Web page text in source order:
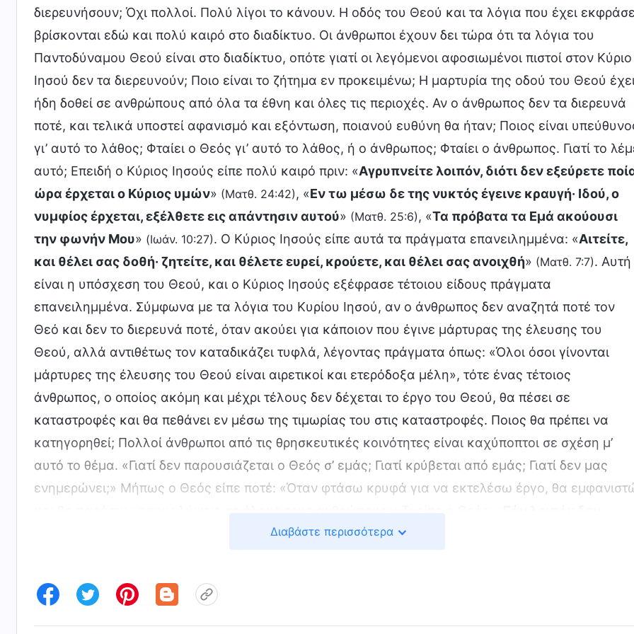
διερευνήσουν; Όχι πολλοί. Πολύ λίγοι το κάνουν. Η οδός του Θεού και τα λόγια που έχει
βρίσκονται εδώ και πολύ καιρό στο διαδίκτυο. Οι άνθρωποι έχουν δει τώρα ότι τα λόγια του
Παντοδύναμου Θεού είναι στο διαδίκτυο, οπότε γιατί οι λεγόμενοι αφοσιωμένοι πιστοί στον Κύριο
Ιησού δεν τα διερευνούν; Ποιο είναι το ζήτημα εν προκειμένω; Η μαρτυρία της οδού του Θεού
ήδη δοθεί σε ανθρώπους από όλα τα έθνη και όλες τις περιοχές. Αν ο άνθρωπος δεν τα διερευνά
ποτέ, και τελικά υποστεί αφανισμό και εξόντωση, ποιανού ευθύνη θα ήταν; Ποιος είναι
γι’ αυτό το λάθος; Φταίει ο Θεός γι’ αυτό το λάθος, ή ο άνθρωπος; Φταίει ο άνθρωπος. Γιατί το
αυτό; Επειδή ο Κύριος Ιησούς είπε πολύ καιρό πριν: «Αγρυπνείτε λοιπόν, διότι δεν εξεύρετε
ώρα έρχεται ο Κύριος υμών» (Ματθ. 24:42) , «Εν τω μέσω δε της νυκτός έγεινε κραυγή· Ιδού, ο
νυμφίος έρχεται, εξέλθετε εις απάντησιν αυτού» (Ματθ. 25:6) , «Τα πρόβατα τα Εμά ακούουσι
την φωνήν Μου» (Ιωάν. 10:27). Ο Κύριος Ιησούς είπε αυτά τα πράγματα επανειλημμένα: «Αιτείτε,
και θέλει σας δοθή· ζητείτε, και θέλετε ευρεί, κρούετε, και θέλει σας ανοιχθή» (Ματθ. 7:7). Αυτή
είναι η υπόσχεση του Θεού, και ο Κύριος Ιησούς εξέφρασε τέτοιου είδους πράγματα
επανειλημμένα. Σύμφωνα με τα λόγια του Κυρίου Ιησού, αν ο άνθρωπος δεν αναζητά ποτέ τον
Θεό και δεν το διερευνά ποτέ, όταν ακούει για κάποιον που έγινε μάρτυρας της έλευσης του
Θεού, αλλά αντιθέτως τον καταδικάζει τυφλά, λέγοντας πράγματα όπως: «Όλοι όσοι γίνονται
μάρτυρες της έλευσης του Θεού είναι αιρετικοί και ετερόδοξα μέλη», τότε ένας τέτοιος
άνθρωπος, ο οποίος ακόμη και μέχρι τέλους δεν δέχεται το έργο του Θεού, θα πέσει σε
καταστροφές και θα πεθάνει εν μέσω της τιμωρίας του στις καταστροφές. Ποιος θα πρέπει να
κατηγορηθεί; Πολλοί άνθρωποι από τις θρησκευτικές κοινότητες είναι καχύποπτοι σε σχέση μ’
αυτό το θέμα. «Γιατί δεν παρουσιάζεται ο Θεός σ’ εμάς; Γιατί κρύβεται από εμάς; Γιατί δεν μας
ενημερώνει;» Μήπως ο Θεός είπε ποτέ: «Όταν φτάσω κρυφά για να εκτελέσω έργο, θα
αγρυπνήσης, θέλω ελθεί επί σε ως κλέπτης, και δεν θέλεις γνωρίσει ποίαν ώραν θέλω ελθεί
αλλά δεν διερευνούμε ενεργά ούτε αποδεχόμαστε το έργο του Θεού των εσχάτων ημερών, όταν
πέσουμε στην καταστροφή και πεθάνουμε κατά την τιμωρία μας, δεν μπορούμε να
Διαβάστε περισσότερα